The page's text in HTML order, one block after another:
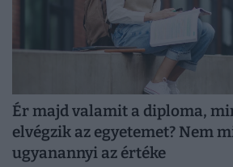
Ér majd valamit a diploma,
elvégzik az egyetemet? Nem
ugyanannyi az értéke